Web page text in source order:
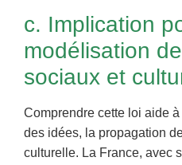
c. Implication
modélisation
sociaux et
Comprendre cette loi aide
des idées, la propagation
culturelle. La France, avec